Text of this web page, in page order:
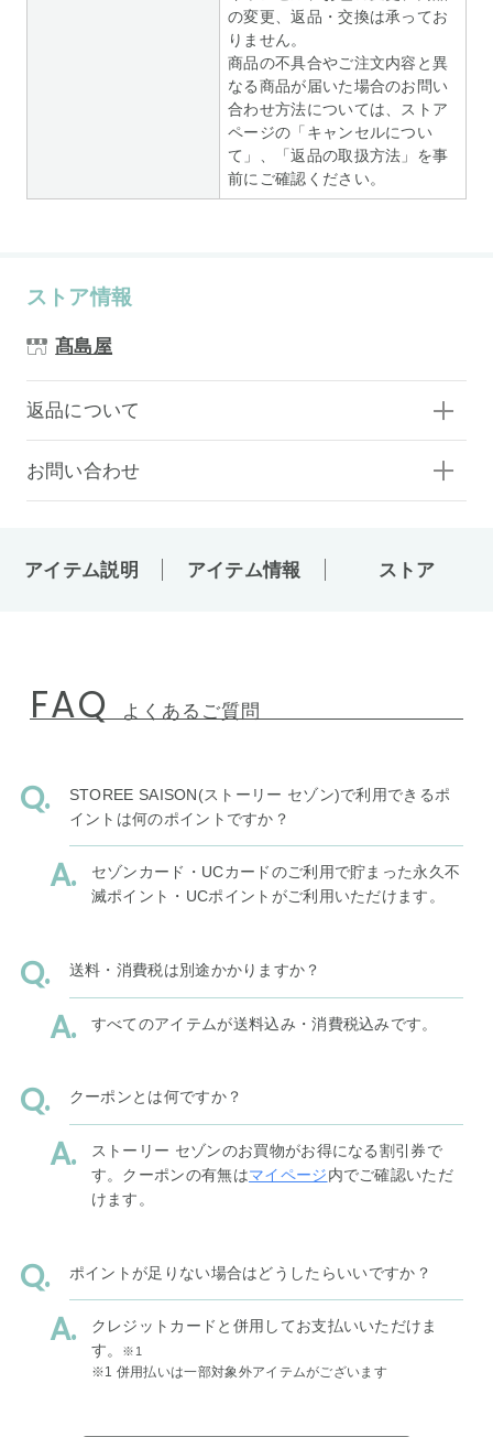
の変更、返品・交換は承ってお
りません。
商品の不具合やご注文内容と異
なる商品が届いた場合のお問い
合わせ方法については、ストア
ページの「キャンセルについ
て」、「返品の取扱方法」を事
前にご確認ください。
ストア情報
髙島屋
返品について
お問い合わせ
アイテム説明 アイテム情報 ストア
FAQ よくあるご質問
STOREE SAISON(ストーリー セゾン)で利用できるポ
イントは何のポイントですか？
セゾンカード・UCカードのご利用で貯まった永久不
滅ポイント・UCポイントがご利用いただけます。
送料・消費税は別途かかりますか？
すべてのアイテムが送料込み・消費税込みです。
クーポンとは何ですか？
ストーリー セゾンのお買物がお得になる割引券で
す。クーポンの有無はマイページ内でご確認いただ
けます。
ポイントが足りない場合はどうしたらいいですか？
クレジットカードと併用してお支払いいただけま
す。
※1
※1 併用払いは一部対象外アイテムがございます